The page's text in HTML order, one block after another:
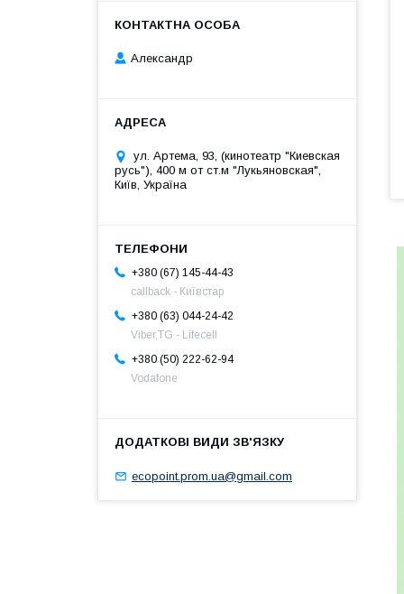
Александр
ул. Артема, 93, (кинотеатр "Киевская
русь"), 400 м от ст.м "Лукьяновская",
Київ, Україна
+380 (67) 145-44-43
callback - Київстар
+380 (63) 044-24-42
Viber,TG - Lifecell
+380 (50) 222-62-94
Vodafone
ecopoint.prom.ua@gmail.com